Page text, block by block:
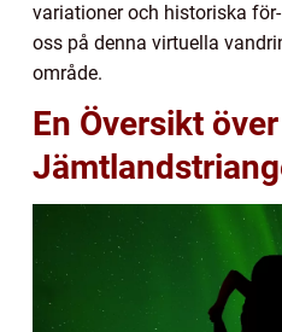
variationer och historiska
oss på denna virtuella
område.
En Översikt över